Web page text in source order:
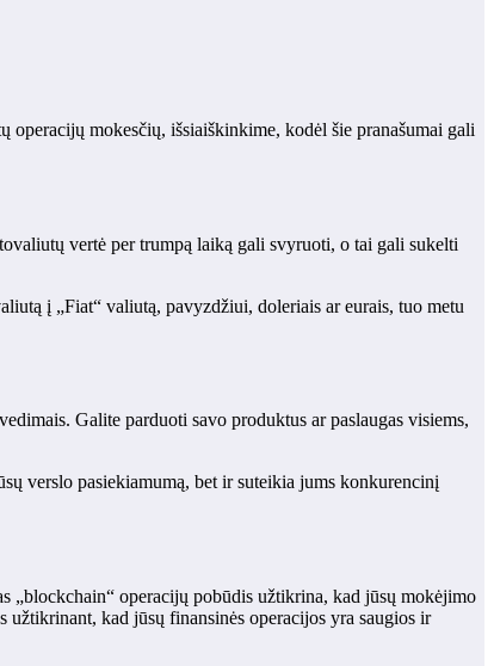
mokesčių, išsiaiškinkime, kodėl šie pranašumai gali
vertė per trumpą laiką gali svyruoti, o tai gali sukelti
į „Fiat“ valiutą, pavyzdžiui, doleriais ar eurais, tuo metu
Galite parduoti savo produktus ar paslaugas visiems,
verslo pasiekiamumą, bet ir suteikia jums konkurencinį
„blockchain“ operacijų pobūdis užtikrina, kad jūsų mokėjimo
užtikrinant, kad jūsų finansinės operacijos yra saugios ir